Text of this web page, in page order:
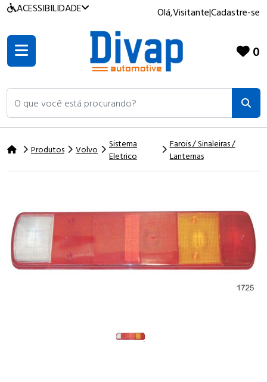
ACESSIBILIDADE Olá,Visitante|Cadastre-se
O que você está procurando?
0
Produtos Volvo
Sistema
Eletrico
Farois / Sinaleiras /
Lanternas